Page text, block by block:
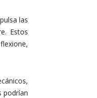
las
Estos
podrían